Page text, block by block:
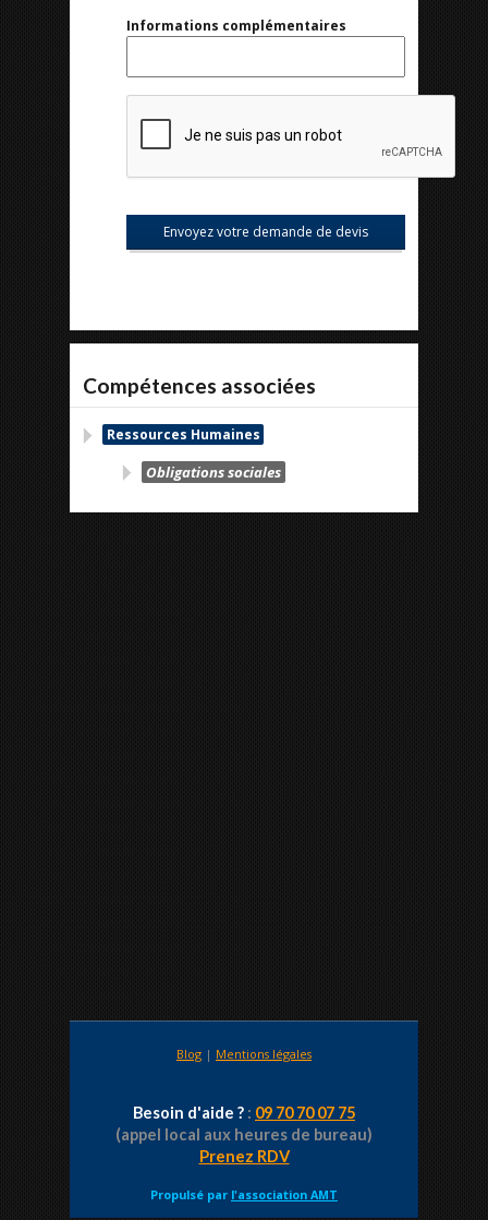
Informations complémentaires
Compétences associées
Ressources Humaines
Obligations sociales
Blog | Mentions légales
Besoin d'aide ? : 09 70 70 07 75
(appel local aux heures de bureau)
Prenez RDV
Propulsé par l'association AMT